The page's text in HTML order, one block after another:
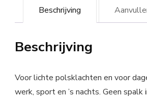
Beschrijving
Beschrijving
Voor lichte polsklachten en voor
werk, sport en ’s nachts. Geen spalk